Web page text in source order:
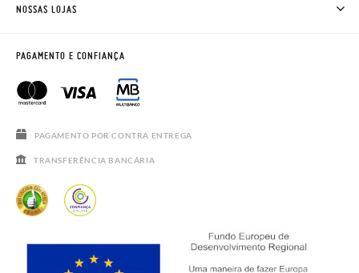
AVISO LEGAL, PRIVACIDADE E COOKIES
GUIA DE TAMANHOS
SALDOS
HORÁRIO
PERGUNTAS FREQUENTES
NOSSAS LOJAS
PAGAMENTO E CONFIANÇA
PAGAMENTO POR CONTRA ENTREGA
TRANSFERÊNCIA BANCÁRIA